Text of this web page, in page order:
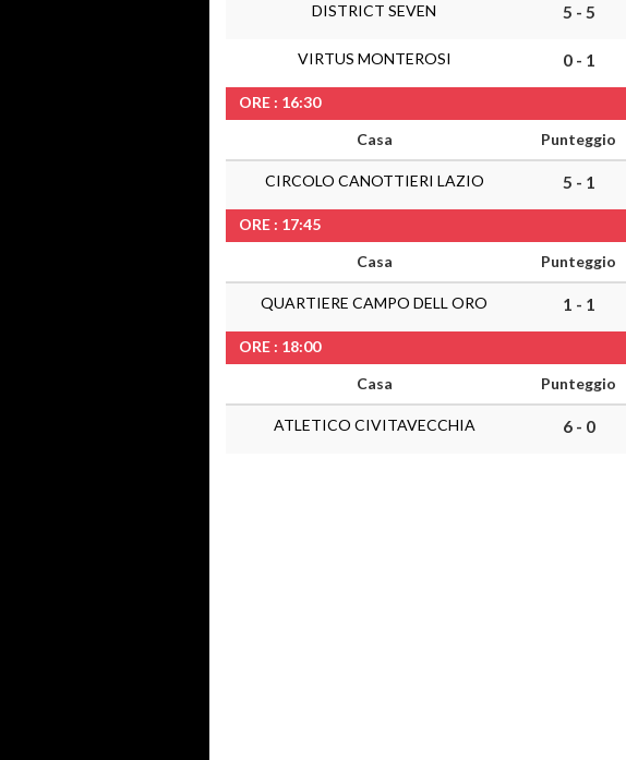
DISTRICT SEVEN 5 - 5
VIRTUS MONTEROSI 0 - 1
ORE : 16:30
Casa
Punteggio
CIRCOLO CANOTTIERI LAZIO 5 - 1
ORE : 17:45
Casa
Punteggio
QUARTIERE CAMPO DELL ORO 1 - 1
ORE : 18:00
Casa
Punteggio
ATLETICO CIVITAVECCHIA 6 - 0